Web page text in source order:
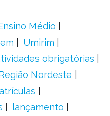
Médio
Umirim
obrigatórias
Nordeste
lançamento